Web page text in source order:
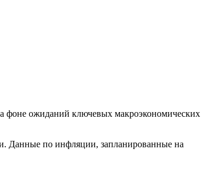
фоне ожиданий ключевых макроэкономических
Данные по инфляции, запланированные на